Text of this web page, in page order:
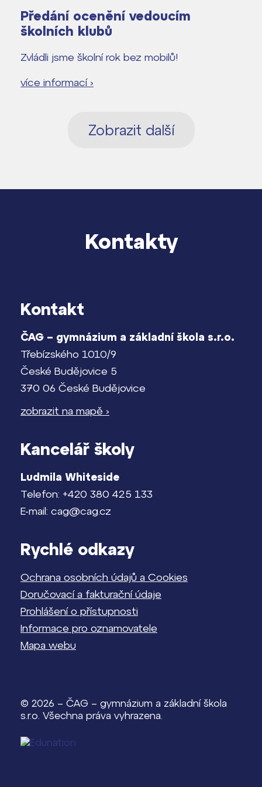
Předání ocenění vedoucím
školních klubů
Zvládli jsme školní rok bez mobilů!
více informací ›
Zobrazit další
Kontakty
Kontakt
ČAG – gymnázium a základní škola s.r.o.
Třebízského 1010/9
České Budějovice 5
370 06 České Budějovice
zobrazit na mapě ›
Kancelář školy
Ludmila Whiteside
Telefon: +420 380 425 133
E-mail: cag@cag.cz
Rychlé odkazy
Ochrana osobních údajů a Cookies
Doručovací a fakturační údaje
Prohlášení o přístupnosti
Informace pro oznamovatele
Mapa webu
© 2026 – ČAG – gymnázium a základní škola
s.r.o. Všechna práva vyhrazena.